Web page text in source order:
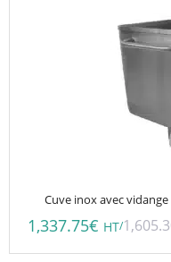
Cuve inox avec
1,337.75€ HT/